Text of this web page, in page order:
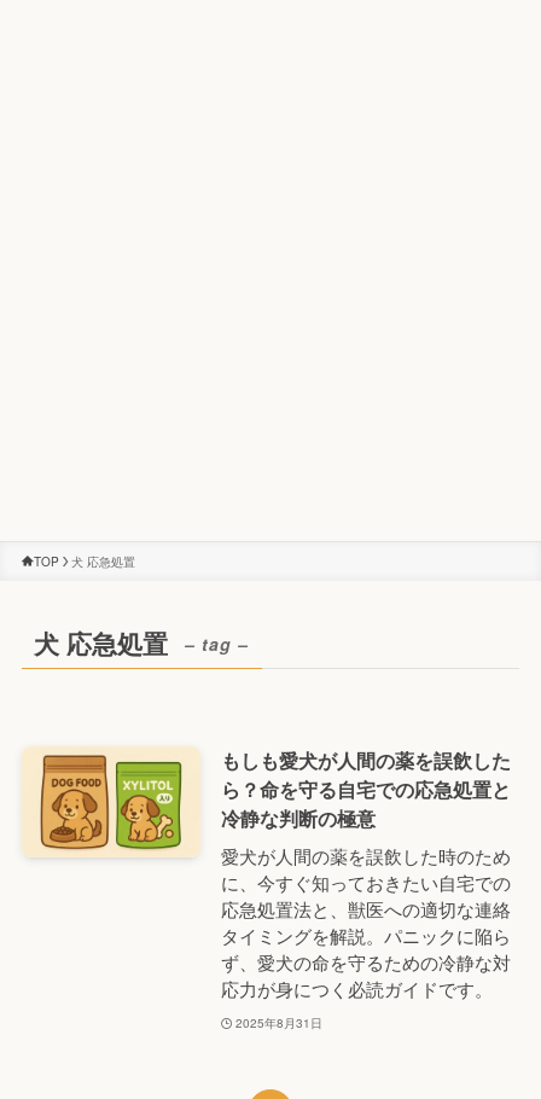
TOP 犬 応急処置
犬 応急処置 – tag –
もしも愛犬が人間の薬を誤飲した
ら？命を守る自宅での応急処置と
冷静な判断の極意
愛犬が人間の薬を誤飲した時のため
に、今すぐ知っておきたい自宅での
応急処置法と、獣医への適切な連絡
タイミングを解説。パニックに陥ら
ず、愛犬の命を守るための冷静な対
応力が身につく必読ガイドです。
2025年8月31日